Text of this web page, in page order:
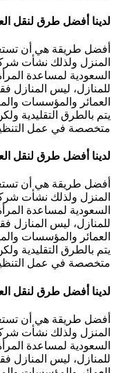
لدينا أفضل طرق لنقل
أفضل طريقة هي أن
المنزل ولذلك نشأت
السعودية لمساعدة
للمنازل، ليس المنازل
العمائر والمؤسسات
يتم بالطرق التقليدية
متخصصة في عمل
لدينا أفضل طرق لنقل
أفضل طريقة هي أن
المنزل ولذلك نشأت
السعودية لمساعدة
للمنازل، ليس المنازل
العمائر والمؤسسات
يتم بالطرق التقليدية
متخصصة في عمل
لدينا أفضل طرق لنقل
أفضل طريقة هي أن
المنزل ولذلك نشأت
السعودية لمساعدة
للمنازل، ليس المنازل